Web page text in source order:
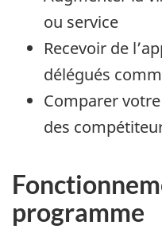
ou service
Recevoir de
délégués
Comparer
des
programme